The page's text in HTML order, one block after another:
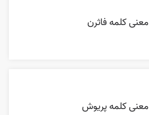
معنی کلمه فاثرن
معنی کلمه پریوش